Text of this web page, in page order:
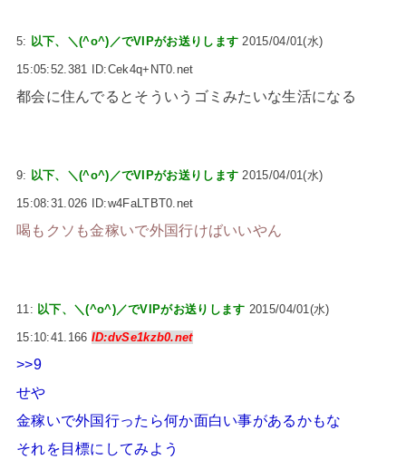
5: 以下、＼(^o^)／でVIPがお送りします 2015/04/01(水)
15:05:52.381 ID:Cek4q+NT0.net
都会に住んでるとそういうゴミみたいな生活になる
9: 以下、＼(^o^)／でVIPがお送りします 2015/04/01(水)
15:08:31.026 ID:w4FaLTBT0.net
喝もクソも金稼いで外国行けばいいやん
11: 以下、＼(^o^)／でVIPがお送りします 2015/04/01(水)
15:10:41.166 ID:dvSe1kzb0.net
>>9
せや
金稼いで外国行ったら何か面白い事があるかもな
それを目標にしてみよう